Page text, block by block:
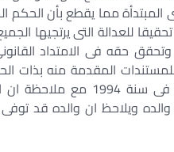
المبتدأة مما يقطع بأن
للعدالة التى يرتجيها
حقه فى الامتداد
ويلاحظ ان والده قد